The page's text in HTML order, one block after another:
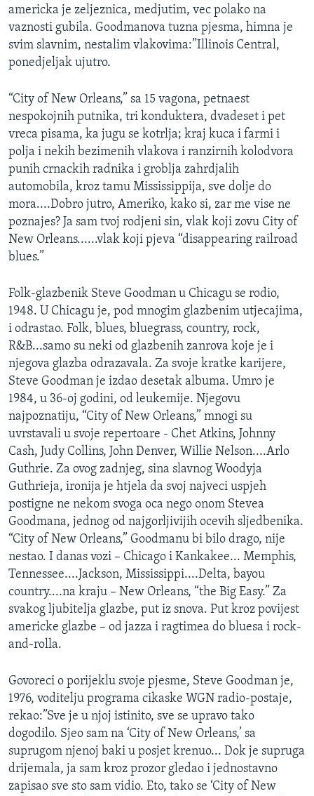
americka je zeljeznica, medjutim, vec polako na
vaznosti gubila. Goodmanova tuzna pjesma, himna je
svim slavnim, nestalim vlakovima:”Illinois Central,
ponedjeljak ujutro.
“City of New Orleans,” sa 15 vagona, petnaest
nespokojnih putnika, tri konduktera, dvadeset i pet
vreca pisama, ka jugu se kotrlja; kraj kuca i farmi i
polja i nekih bezimenih vlakova i ranzirnih kolodvora
punih crnackih radnika i groblja zahrdjalih
automobila, kroz tamu Mississippija, sve dolje do
mora....Dobro jutro, Ameriko, kako si, zar me vise ne
poznajes? Ja sam tvoj rodjeni sin, vlak koji zovu City of
New Orleans......vlak koji pjeva “disappearing railroad
blues.”
Folk-glazbenik Steve Goodman u Chicagu se rodio,
1948. U Chicagu je, pod mnogim glazbenim utjecajima,
i odrastao. Folk, blues, bluegrass, country, rock,
R&B...samo su neki od glazbenih zanrova koje je i
njegova glazba odrazavala. Za svoje kratke karijere,
Steve Goodman je izdao desetak albuma. Umro je
1984, u 36-oj godini, od leukemije. Njegovu
najpoznatiju, “City of New Orleans,” mnogi su
uvrstavali u svoje repertoare - Chet Atkins, Johnny
Cash, Judy Collins, John Denver, Willie Nelson....Arlo
Guthrie. Za ovog zadnjeg, sina slavnog Woodyja
Guthrieja, ironija je htjela da svoj najveci uspjeh
postigne ne nekom svoga oca nego onom Stevea
Goodmana, jednog od najgorljivijih ocevih sljedbenika.
“City of New Orleans,” Goodmanu bi bilo drago, nije
nestao. I danas vozi – Chicago i Kankakee... Memphis,
Tennessee....Jackson, Mississippi....Delta, bayou
country....na kraju – New Orleans, “the Big Easy.” Za
svakog ljubitelja glazbe, put iz snova. Put kroz povijest
americke glazbe – od jazza i ragtimea do bluesa i rock-
and-rolla.
Govoreci o porijeklu svoje pjesme, Steve Goodman je,
1976, voditelju programa cikaske WGN radio-postaje,
rekao:”Sve je u njoj istinito, sve se upravo tako
dogodilo. Sjeo sam na ‘City of New Orleans,’ sa
suprugom njenoj baki u posjet krenuo... Dok je supruga
drijemala, ja sam kroz prozor gledao i jednostavno
zapisao sve sto sam vidio. Eto, tako se ‘City of New